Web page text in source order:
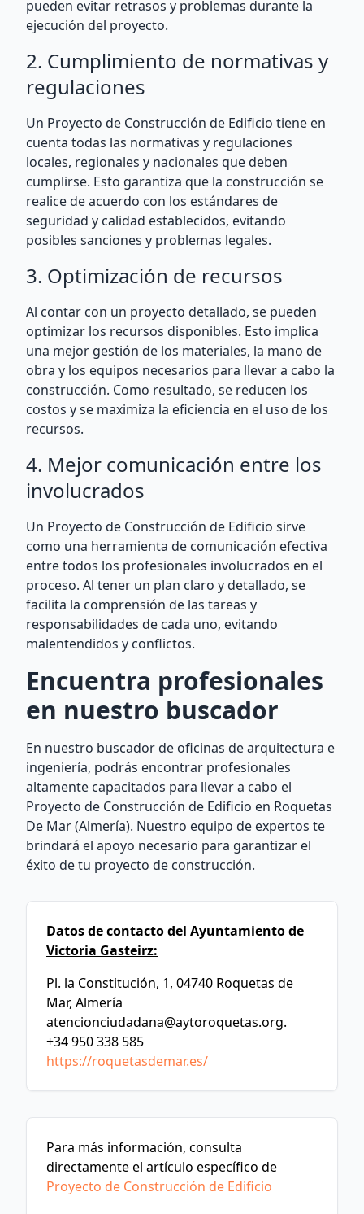
pueden evitar retrasos y problemas durante la
ejecución del proyecto.
2. Cumplimiento de normativas y
regulaciones
Un Proyecto de Construcción de Edificio tiene en
cuenta todas las normativas y regulaciones
locales, regionales y nacionales que deben
cumplirse. Esto garantiza que la construcción se
realice de acuerdo con los estándares de
seguridad y calidad establecidos, evitando
posibles sanciones y problemas legales.
3. Optimización de recursos
Al contar con un proyecto detallado, se pueden
optimizar los recursos disponibles. Esto implica
una mejor gestión de los materiales, la mano de
obra y los equipos necesarios para llevar a cabo la
construcción. Como resultado, se reducen los
costos y se maximiza la eficiencia en el uso de los
recursos.
4. Mejor comunicación entre los
involucrados
Un Proyecto de Construcción de Edificio sirve
como una herramienta de comunicación efectiva
entre todos los profesionales involucrados en el
proceso. Al tener un plan claro y detallado, se
facilita la comprensión de las tareas y
responsabilidades de cada uno, evitando
malentendidos y conflictos.
Encuentra profesionales
en nuestro buscador
En nuestro buscador de oficinas de arquitectura e
ingeniería, podrás encontrar profesionales
altamente capacitados para llevar a cabo el
Proyecto de Construcción de Edificio en Roquetas
De Mar (Almería). Nuestro equipo de expertos te
brindará el apoyo necesario para garantizar el
éxito de tu proyecto de construcción.
Datos de contacto del Ayuntamiento de
Victoria Gasteirz:
Pl. la Constitución, 1, 04740 Roquetas de
Mar, Almería
atencionciudadana@aytoroquetas.org.
+34 950 338 585
https://roquetasdemar.es/
Para más información, consulta
directamente el artículo específico de
Proyecto de Construcción de Edificio